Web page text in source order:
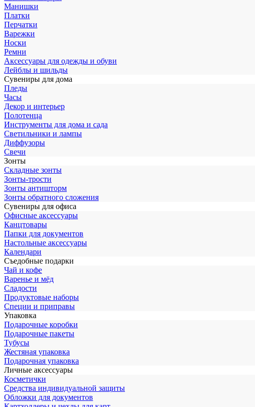
Манишки
Платки
Перчатки
Варежки
Носки
Ремни
Аксессуары для одежды и обуви
Лейблы и шильды
Сувениры для дома
Пледы
Часы
Декор и интерьер
Полотенца
Инструменты для дома и сада
Светильники и лампы
Диффузоры
Свечи
Зонты
Складные зонты
Зонты-трости
Зонты антишторм
Зонты обратного сложения
Сувениры для офиса
Офисные аксессуары
Канцтовары
Папки для документов
Настольные аксессуары
Календари
Съедобные подарки
Чай и кофе
Варенье и мёд
Сладости
Продуктовые наборы
Специи и приправы
Упаковка
Подарочные коробки
Подарочные пакеты
Тубусы
Жестяная упаковка
Подарочная упаковка
Личные аксессуары
Косметички
Средства индивидуальной защиты
Обложки для документов